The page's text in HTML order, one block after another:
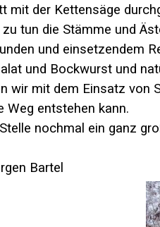
mit der Kettensäge
tun die Stämme und
und einsetzendem
und Bockwurst und
wir mit dem Einsatz von
Weg entstehen kann.
nochmal ein ganz
Bartel